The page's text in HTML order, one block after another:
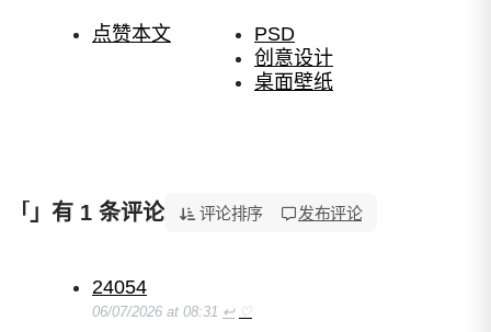
点赞本文
PSD
创意设计
桌面壁纸
「50 款红色背景壁纸 开幕式背景墙 PSD 资源分享」
」有 1 条评论 评论排序 发布评论
24054
06/07/2026 at 08:31 ↩ ♡